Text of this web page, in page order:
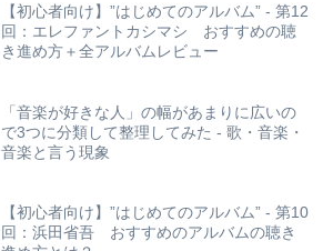
【初心者向け】”はじめてのアルバム” - 第12
回：エレファントカシマシ おすすめの聴
き進め方＋全アルバムレビュー
「音楽が好きな人」の幅があまりに広いの
で3つに分類して整理してみた - 歌・音楽・
音楽と言う現象
【初心者向け】”はじめてのアルバム” - 第10
回：浜田省吾 おすすめのアルバムの聴き